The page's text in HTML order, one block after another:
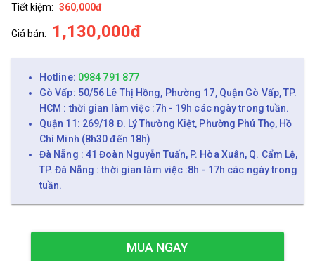
Tiết kiệm: 360,000đ
Giá bán: 1,130,000đ
Hotline: 0984 791 877
Gò Vấp: 50/56 Lê Thị Hồng, Phường 17, Quận Gò Vấp, TP.
HCM : thời gian làm việc :7h - 19h các ngày trong tuần.
Quận 11: 269/18 Đ. Lý Thường Kiệt, Phường Phú Thọ, Hồ
Chí Minh (8h30 đến 18h)
Đà Nẵng : 41 Đoàn Nguyễn Tuấn, P. Hòa Xuân, Q. Cẩm Lệ,
TP. Đà Nẵng : thời gian làm việc :8h - 17h các ngày trong
tuần.
MUA NGAY